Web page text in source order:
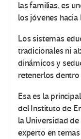
las familias, es
los jóvenes
Los sistemas
tradicionales ni
dinámicos y
retenerlos dentro
Esa es la
del Instituto de
la Universidad
experto en